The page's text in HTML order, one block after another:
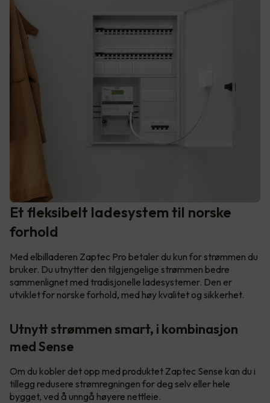
Et fleksibelt ladesystem til norske
forhold
Med elbilladeren Zaptec Pro betaler du kun for strømmen du
bruker. Du utnytter den tilgjengelige strømmen bedre
sammenlignet med tradisjonelle ladesystemer. Den er
utviklet for norske forhold, med høy kvalitet og sikkerhet.
Utnytt strømmen smart, i kombinasjon
med Sense
Om du kobler det opp med produktet Zaptec Sense kan du i
tillegg redusere strømregningen for deg selv eller hele
bygget, ved å unngå høyere nettleie.